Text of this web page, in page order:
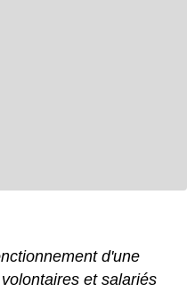
d'une
et salariés